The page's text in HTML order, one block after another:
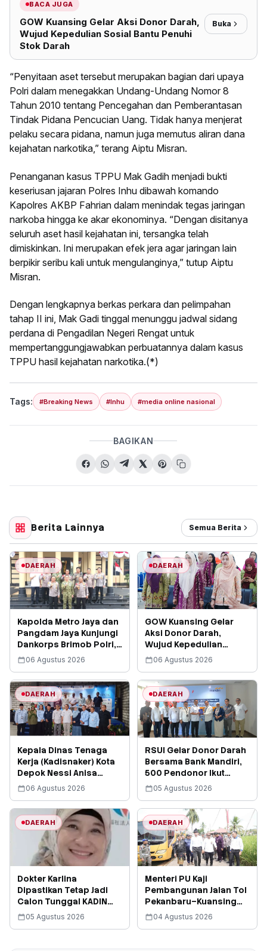
BACA JUGA
GOW Kuansing Gelar Aksi Donor Darah,
Wujud Kepedulian Sosial Bantu Penuhi
Stok Darah
Buka
“Penyitaan aset tersebut merupakan bagian dari upaya
Polri dalam menegakkan Undang-Undang Nomor 8
Tahun 2010 tentang Pencegahan dan Pemberantasan
Tindak Pidana Pencucian Uang. Tidak hanya menjerat
pelaku secara pidana, namun juga memutus aliran dana
kejahatan narkotika,” terang Aiptu Misran.
Penanganan kasus TPPU Mak Gadih menjadi bukti
keseriusan jajaran Polres Inhu dibawah komando
Kapolres AKBP Fahrian dalam menindak tegas jaringan
narkoba hingga ke akar ekonominya. “Dengan disitanya
seluruh aset hasil kejahatan ini, tersangka telah
dimiskinkan. Ini merupakan efek jera agar jaringan lain
berpikir seribu kali untuk mengulanginya,” tutup Aiptu
Misran.
Dengan lengkapnya berkas perkara dan pelimpahan
tahap II ini, Mak Gadi tinggal menunggu jadwal sidang
perdana di Pengadilan Negeri Rengat untuk
mempertanggungjawabkan perbuatannya dalam kasus
TPPU hasil kejahatan narkotika.(*)
Tags: #Breaking News #Inhu #media online nasional
BAGIKAN
Berita Lainnya Semua Berita
DAERAH
Kapolda Metro Jaya dan
Pangdam Jaya Kunjungi
Dankorps Brimob Polri,
Perkuat Solidaritas
06 Agustus 2026
DAERAH
GOW Kuansing Gelar
Aksi Donor Darah,
Wujud Kepedulian
Sosial Bantu Penuhi
Stok Darah
06 Agustus 2026
DAERAH
Kepala Dinas Tenaga
Kerja (Kadisnaker) Kota
Depok Nessi Anisa
Handari, Memaparkan
Sejumlah Tujuan Utama
Job Fair Kota Depok
Tahun 2026
06 Agustus 2026
DAERAH
RSUI Gelar Donor Darah
Bersama Bank Mandiri,
500 Pendonor Ikut
Berbagi Sesama
05 Agustus 2026
DAERAH
Dokter Karlina
Dipastikan Tetap Jadi
Calon Tunggal KADIN
Depok
05 Agustus 2026
DAERAH
Menteri PU Kaji
Pembangunan Jalan Tol
Pekanbaru–Kuansing
untuk Dukung Pacu Jalur
dan Percepat
04 Agustus 2026